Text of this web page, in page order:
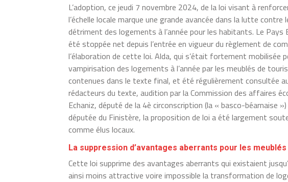
L’adoption, ce jeudi 7 novembre 2024, de la loi visant à
l’échelle locale marque une grande avancée dans la lutte
détriment des logements à l’année pour les habitants. Le
été stoppée net depuis l’entrée en vigueur du règlement de
l’élaboration de cette loi. Alda, qui s’était fortement mobilisée
vampirisation des logements à l’année par les meublés de
contenues dans le texte final, et été régulièrement consultée
rédacteurs du texte, audition par la Commission des affaires
Echaniz, député de la 4è circonscription (la « basco-béarnaise
députée du Finistère, la proposition de loi a été largement
comme élus locaux.
La suppression d’avantages aberrants pour les
Cette loi supprime des avantages aberrants qui existaient
ainsi moins attractive voire impossible la transformation de